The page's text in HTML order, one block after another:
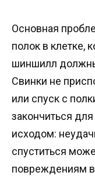
Основная
полок в клетке,
шиншилл
Свинки не
или спуск с
закончиться
исходом:
спуститься
повреждениям